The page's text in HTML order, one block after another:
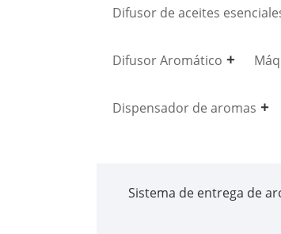
Difusor de aceites
Difusor Aromático
Dispensador de aromas
Sistema de entrega de